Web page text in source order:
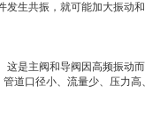
生共振，就可能加大振动和
这是主阀和导阀因高频振动
道口径小、流量少、压力高